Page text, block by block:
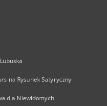
na Rysunek Satyryczny
dla Niewidomych